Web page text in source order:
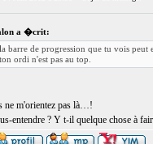
a �crit:
barre de progression que tu vois
ordi n'est pas au top.
ne m'orientez pas là…!
entendre ? Y t-il quelque chose à